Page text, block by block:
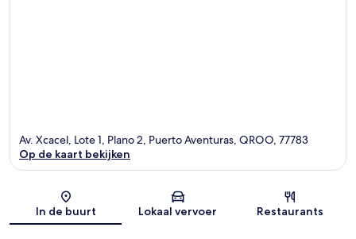
Kaart
Av. Xcacel, Lote 1, Plano 2, Puerto Aventuras, QROO, 77783
Op de kaart bekijken
In de buurt Lokaal vervoer Restaurants